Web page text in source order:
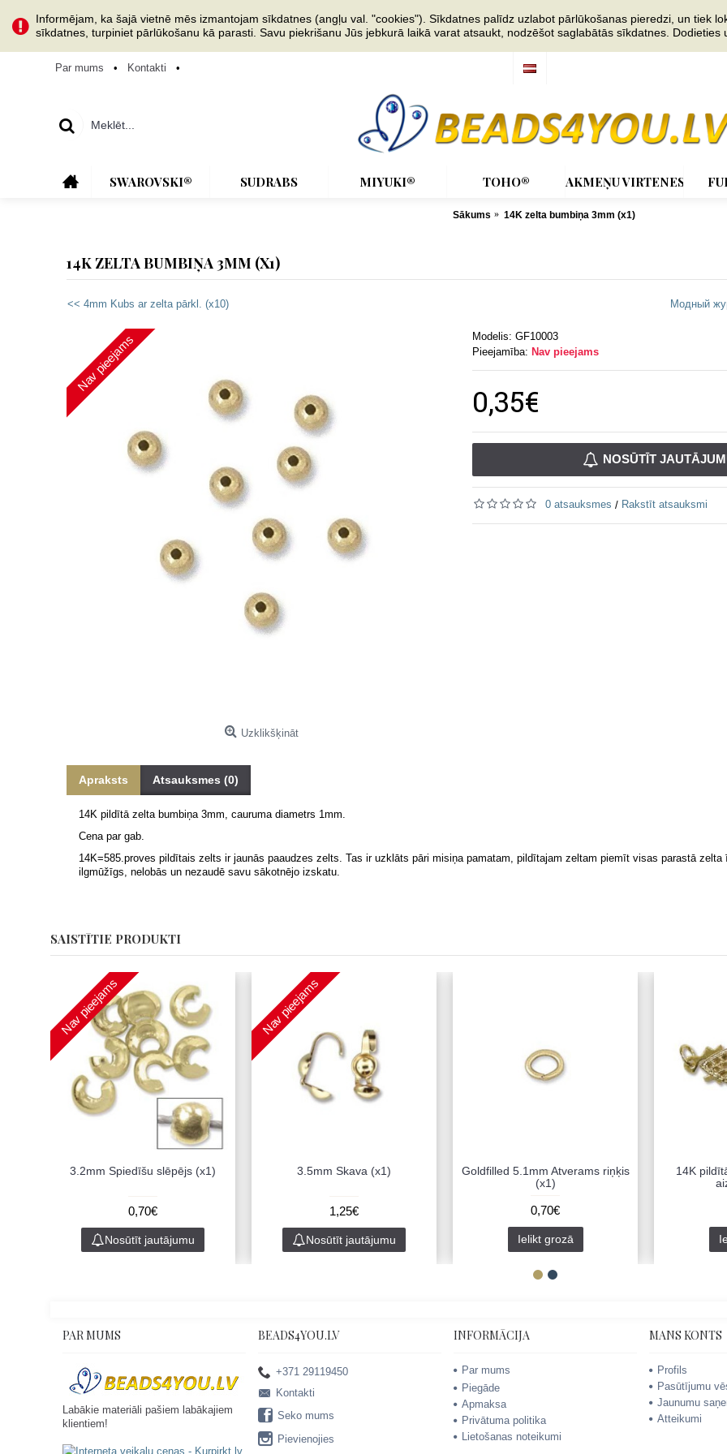
Informējam, ka šajā vietnē mēs izmantojam sīkdatnes (angļu val. "cookies"). Sīkdatnes palīdz uzlabot pārlūkošanas pieredzi, un tiek
sīkdatnes, turpiniet pārlūkošanu kā parasti. Savu piekrišanu Jūs jebkurā laikā varat atsaukt, nodzēšot saglabātās sīkdatnes. Dodieties
Par mums • Kontakti •
SWAROVSKI® SUDRABS MIYUKI® TOHO® AKMEŅU VIRTENES
Sākums 14K zelta bumbiņa 3mm (x1)
14K ZELTA BUMBIŅA 3MM (X1)
<< 4mm Kubs ar zelta pārkl. (x10) Модный
Nav pieejams
Uzklikšķināt
Modelis: GF10003
Pieejamība: Nav pieejams
0,35€
NOSŪTĪT
0 atsauksmes / Rakstīt atsauksmi
Apraksts Atsauksmes (0)
14K pildītā zelta bumbiņa 3mm, cauruma diametrs 1mm.
Cena par gab.
14K=585.proves pildītais zelts ir jaunās paaudzes zelts. Tas ir uzklāts pāri misiņa pamatam, pildītajam zeltam piemīt visas parastā
ilgmūžīgs, nelobās un nezaudē savu sākotnējo izskatu.
SAISTĪTIE PRODUKTI
Nav pieejams
3.2mm Spiedīšu slēpējs (x1)
0,70€
Nosūtīt jautājumu
Nav pieejams
3.5mm Skava (x1)
1,25€
Nosūtīt jautājumu
Goldfilled 5.1mm Atverams riņķis
(x1)
0,70€
Ielikt grozā
14K
PAR MUMS
Labākie materiāli pašiem labākajiem
klientiem!
BEADS4YOU.LV
+371 29119450
Kontakti
Seko mums
Pievienojies
INFORMĀCIJA
Par mums
Piegāde
Apmaksa
Privātuma politika
Lietošanas noteikumi
MANS KONTS
Profils
Pasūtījumu
Jaunumu
Atteikumi